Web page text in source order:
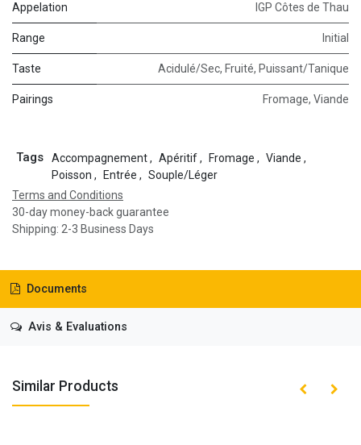
Appelation IGP Côtes de Thau
Range Initial
Taste Acidulé/Sec, Fruité, Puissant/Tanique
Pairings Fromage, Viande
Tags Accompagnement, Apéritif, Fromage , Viande ,
Poisson , Entrée , Souple/Léger
Terms and Conditions
30-day money-back guarantee
Shipping: 2-3 Business Days
Documents
Avis & Evaluations
Similar Products